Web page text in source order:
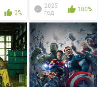
0%
2025
год
100%